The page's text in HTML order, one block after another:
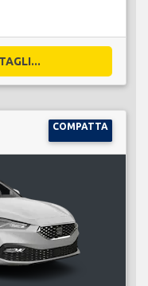
COMPATTA